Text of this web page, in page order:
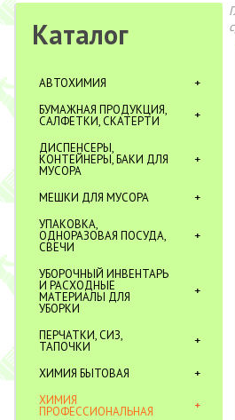
Каталог
АВТОХИМИЯ
БУМАЖНАЯ ПРОДУКЦИЯ,
САЛФЕТКИ, СКАТЕРТИ
ДИСПЕНСЕРЫ,
КОНТЕЙНЕРЫ, БАКИ ДЛЯ
МУСОРА
МЕШКИ ДЛЯ МУСОРА
УПАКОВКА,
ОДНОРАЗОВАЯ ПОСУДА,
СВЕЧИ
УБОРОЧНЫЙ ИНВЕНТАРЬ
И РАСХОДНЫЕ
МАТЕРИАЛЫ ДЛЯ
УБОРКИ
ПЕРЧАТКИ, СИЗ,
ТАПОЧКИ
ХИМИЯ БЫТОВАЯ
ХИМИЯ
ПРОФЕССИОНАЛЬНАЯ